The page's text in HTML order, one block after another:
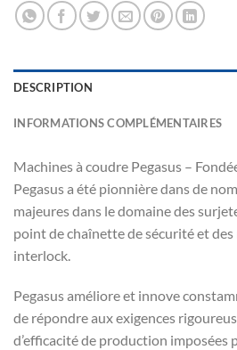
DESCRIPTION
INFORMATIONS COMPLÉMENTAIRES
Machines à coudre Pegasus –
Pegasus a été pionnière dans de
majeures dans le domaine des
point de chaînette de sécurité et des
interlock.
Pegasus améliore et innove
de répondre aux exigences
d’efficacité de production imposées